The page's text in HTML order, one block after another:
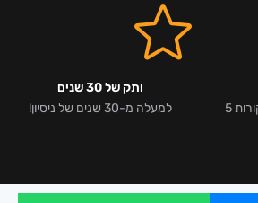
אלפי לקוחות מרוצים וביקורות 5
ותק של 30 שנים
למעלה מ-30 שנים של ניסיון!